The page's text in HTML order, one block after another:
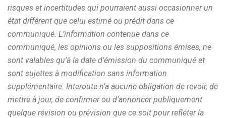
risques et incertitudes qui pourraient aussi occasionner un
état différent que celui estimé ou prédit dans ce
communiqué. L’information contenue dans ce
communiqué, les opinions ou les suppositions émises, ne
sont valables qu’à la date d’émission du communiqué et
sont sujettes à modification sans information
supplémentaire. Interoute n’a aucune obligation de revoir, de
mettre à jour, de confirmer ou d’annoncer publiquement
quelque révision ou prévision que ce soit pour refléter la